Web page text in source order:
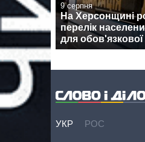
9 серпня
На Херсонщині
перелік
для обов'язкової
УКР РОС